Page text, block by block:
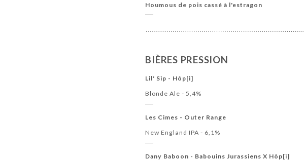
Houmous de pois cassé à l'estragon
BIÈRES PRESSION
Lil' Sip - Hôp[i]
Blonde Ale - 5,4%
Les Cimes - Outer Range
New England IPA - 6,1%
Dany Baboon - Babouins Jurassiens X Hôp[i]